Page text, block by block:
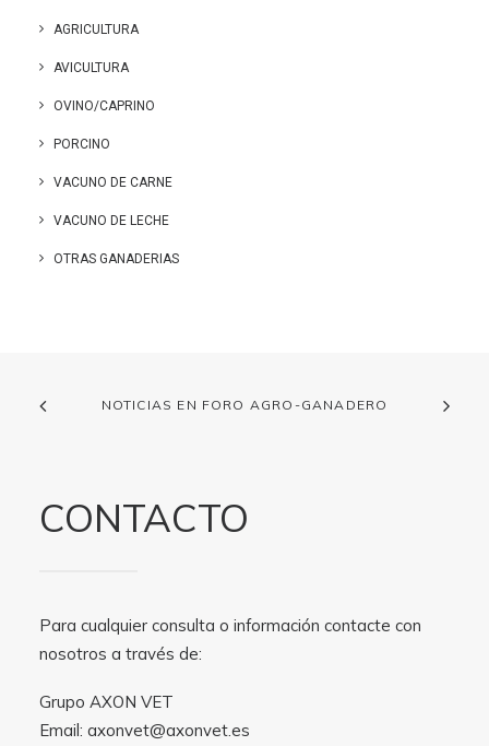
AGRICULTURA
AVICULTURA
OVINO/CAPRINO
PORCINO
VACUNO DE CARNE
VACUNO DE LECHE
OTRAS GANADERIAS
NOTICIAS EN FORO AGRO-GANADERO
CONTACTO
Para cualquier consulta o información contacte con
nosotros a través de:
Grupo AXON VET
Email: axonvet@axonvet.es